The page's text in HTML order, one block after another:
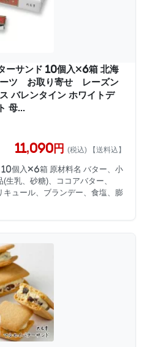
ーサンド 10個入×6箱 北海
ツ お取り寄せ レーズン
バレンタイン ホワイトデ
母...
11,090円 (税込) 【送料込】
個入×6箱 原材料名 バター、小
生乳、砂糖)、ココアバター、
キュール、ブランデー、食塩、膨